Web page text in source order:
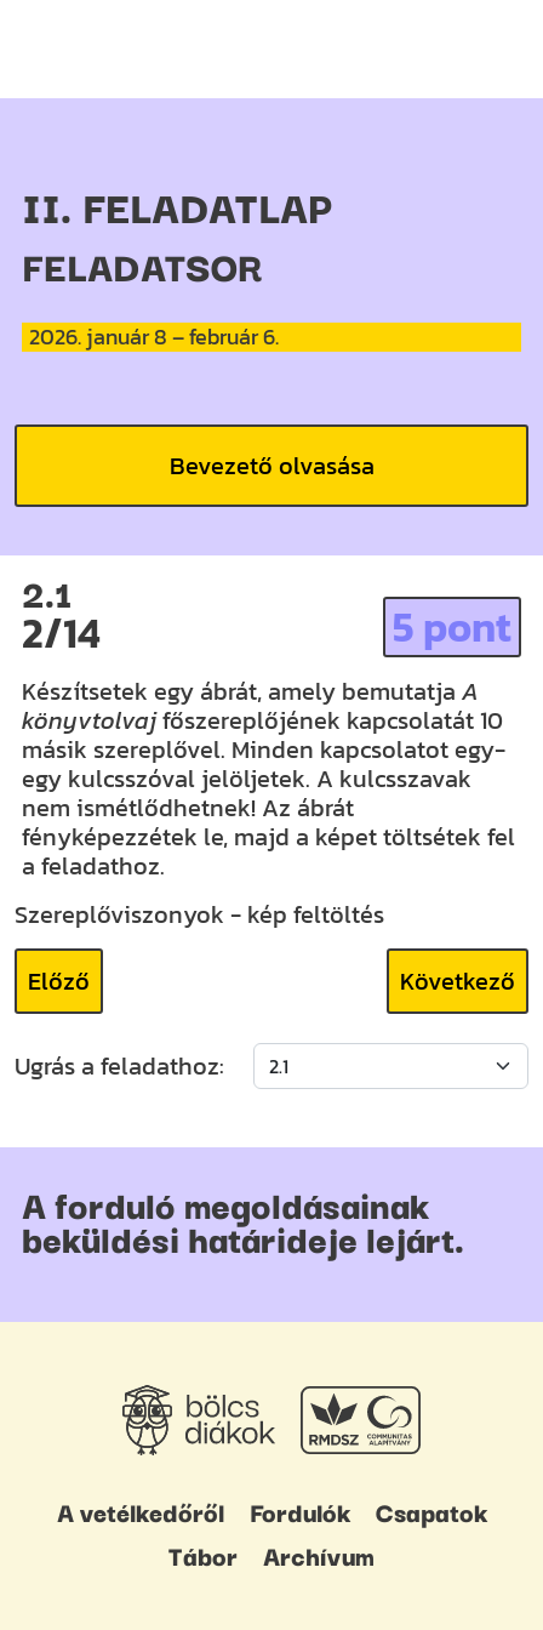
II. FELADATLAP
FELADATSOR
2026. január 8 – február 6.
Bevezető olvasása
2.1
2/14 5 pont
Készítsetek egy ábrát, amely bemutatja A
könyvtolvajfőszereplőjének kapcsolatát 10
másik szereplővel. Minden kapcsolatot egy-
egy kulcsszóval jelöljetek. A kulcsszavak
nem ismétlődhetnek! Az ábrát
fényképezzétek le, majd a képet töltsétek fel
a feladathoz.
Szereplőviszonyok - kép feltöltés
Előző
Következő
Ugrás a feladathoz:
A forduló megoldásainak
beküldési határideje lejárt.
A vetélkedőről Fordulók
Csapatok
Tábor
Archívum